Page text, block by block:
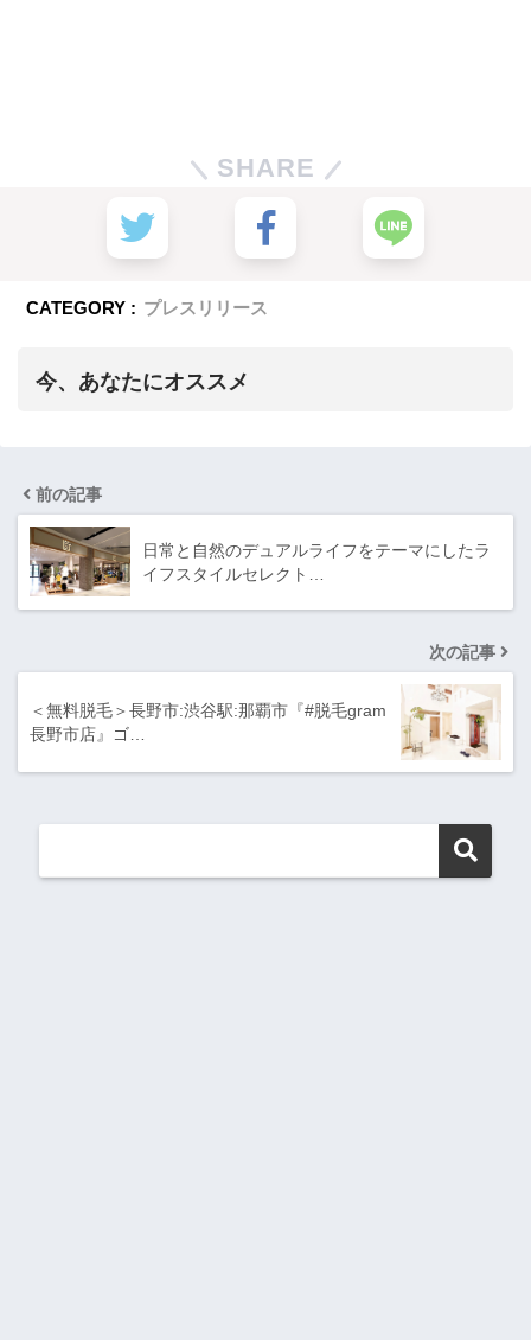
SHARE
CATEGORY : プレスリリース
今、あなたにオススメ
前の記事
日常と自然のデュアルライフをテーマにしたラ
イフスタイルセレクト…
次の記事
＜無料脱毛＞長野市:渋谷駅:那覇市『#脱毛gram
長野市店』ゴ…